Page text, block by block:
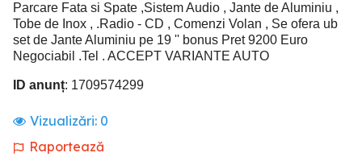
Parcare Fata si Spate ,Sistem Audio , Jante de Aluminiu ,
Tobe de Inox , .Radio - CD , Comenzi Volan , Se ofera ub
set de Jante Aluminiu pe 19 '' bonus Pret 9200 Euro
Negociabil .Tel . ACCEPT VARIANTE AUTO
ID anunț: 1709574299
Vizualizări: 0
Raportează